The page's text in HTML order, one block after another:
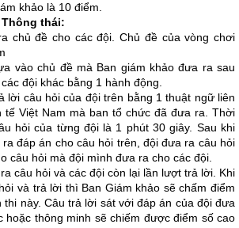
khảo là 10 điểm.
thái:
chủ đề cho các đội. Chủ đề của vòng chơi
vào chủ đề mà Ban giám khảo đưa ra sau
đội khác bằng 1 hành động.
lời câu hỏi của đội trên bằng 1 thuật ngữ liên
tế Việt Nam mà ban tổ chức đã đưa ra. Thời
hỏi của từng đội là 1 phút 30 giây. Sau khi
đáp án cho câu hỏi trên, đội đưa ra câu hỏi
câu hỏi mà đội mình đưa ra cho các đội.
câu hỏi và các đội còn lại lần lượt trả lời. Khi
và trả lời thì Ban Giám khảo sẽ chấm điểm
này. Câu trả lời sát với đáp án của đội đưa
hoặc thông minh sẽ chiếm được điểm số cao